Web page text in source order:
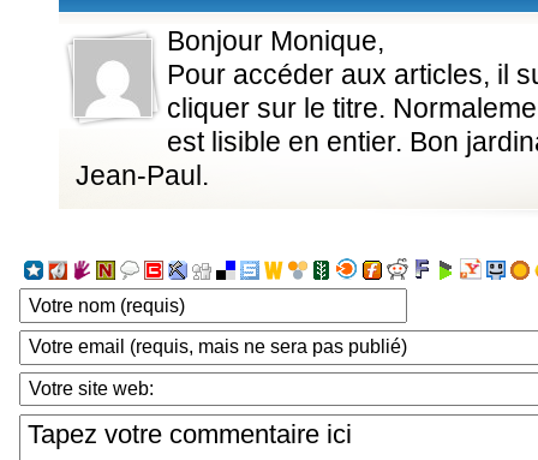
Bonjour Monique,
Pour accéder aux articles, il
cliquer sur le titre.
est lisible en entier. Bon
Jean-Paul.